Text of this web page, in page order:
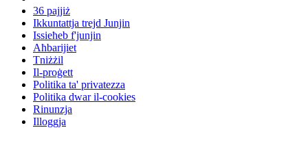
36 pajjiż
Ikkuntattja trejd Junjin
Issieħeb f'junjin
Aħbarijiet
Tniżżil
Il-proġett
Politika ta' privatezza
Politika dwar il-cookies
Rinunzja
Illoggja